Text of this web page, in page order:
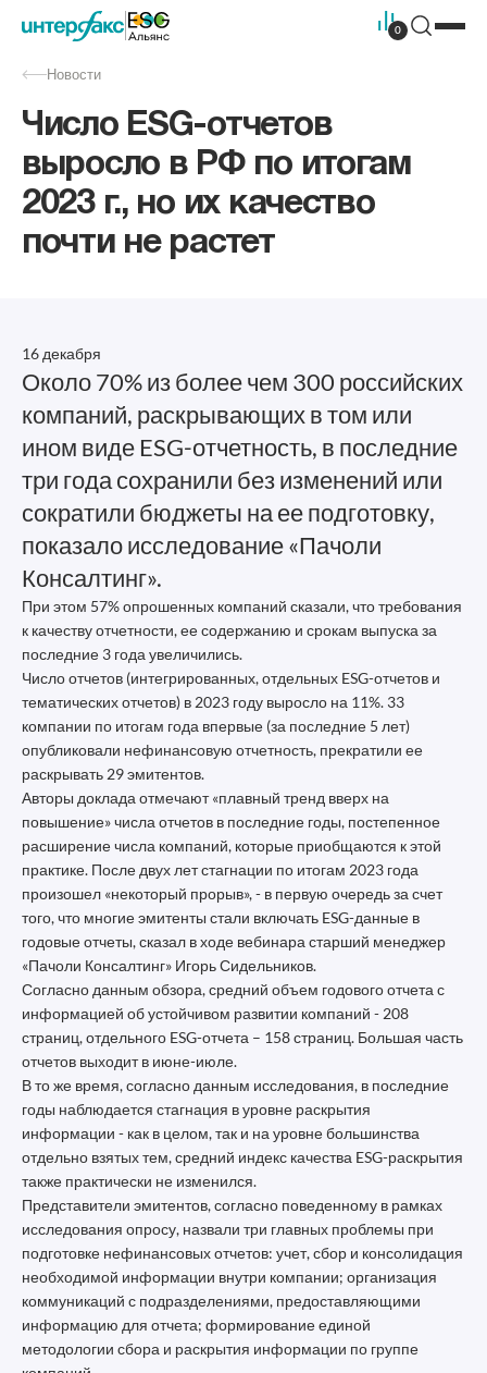
0
Новости
Число ESG-отчетов
выросло в РФ по итогам
2023 г., но их качество
почти не растет
16 декабря
Около 70% из более чем 300 российских
компаний, раскрывающих в том или
ином виде ESG-отчетность, в последние
три года сохранили без изменений или
сократили бюджеты на ее подготовку,
показало исследование «Пачоли
Консалтинг».
При этом 57% опрошенных компаний сказали, что требования
к качеству отчетности, ее содержанию и срокам выпуска за
последние 3 года увеличились.
Число отчетов (интегрированных, отдельных ESG-отчетов и
тематических отчетов) в 2023 году выросло на 11%. 33
компании по итогам года впервые (за последние 5 лет)
опубликовали нефинансовую отчетность, прекратили ее
раскрывать 29 эмитентов.
Авторы доклада отмечают «плавный тренд вверх на
повышение» числа отчетов в последние годы, постепенное
расширение числа компаний, которые приобщаются к этой
практике. После двух лет стагнации по итогам 2023 года
произошел «некоторый прорыв», - в первую очередь за счет
того, что многие эмитенты стали включать ESG-данные в
годовые отчеты, сказал в ходе вебинара старший менеджер
«Пачоли Консалтинг» Игорь Сидельников.
Согласно данным обзора, средний объем годового отчета с
информацией об устойчивом развитии компаний - 208
страниц, отдельного ESG-отчета – 158 страниц. Большая часть
отчетов выходит в июне-июле.
В то же время, согласно данным исследования, в последние
годы наблюдается стагнация в уровне раскрытия
информации - как в целом, так и на уровне большинства
отдельно взятых тем, средний индекс качества ESG-раскрытия
также практически не изменился.
Представители эмитентов, согласно поведенному в рамках
исследования опросу, назвали три главных проблемы при
подготовке нефинансовых отчетов: учет, сбор и консолидация
необходимой информации внутри компании; организация
коммуникаций с подразделениями, предоставляющими
информацию для отчета; формирование единой
методологии сбора и раскрытия информации по группе